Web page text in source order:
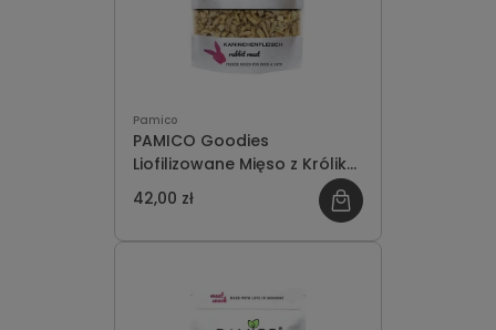
Pamico
PAMICO Goodies
Liofilizowane Mięso z Królika
50g
42,00 zł